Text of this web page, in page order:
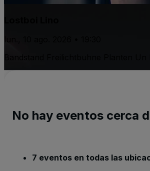
No hay eventos cerca
7 eventos en todas las